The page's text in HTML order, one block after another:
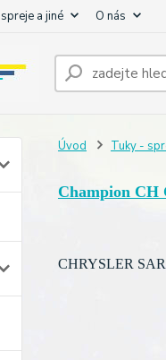
a jiné O nás
Úvod Tuky -
Champion CH
CHRYSLER